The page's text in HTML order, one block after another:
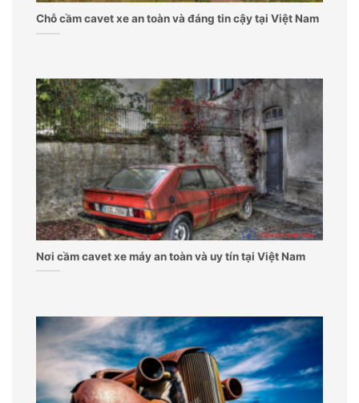
Chỗ cầm cavet xe an toàn và đáng tin cậy tại Việt Nam
Nơi cầm cavet xe máy an toàn và uy tín tại Việt Nam